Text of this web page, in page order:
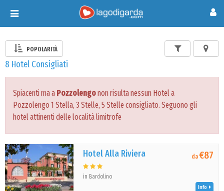
Toggle
navigation
POPOLARITÀ
8 Hotel Consigliati
Spiacenti ma a Pozzolengonon risulta nessun Hotel a
Pozzolengo 1 Stella, 3 Stelle, 5 Stelle consigliato. Seguono gli
hotel attinenti delle località limitrofe
Hotel Alla Riviera
in Bardolino
da€87
Info